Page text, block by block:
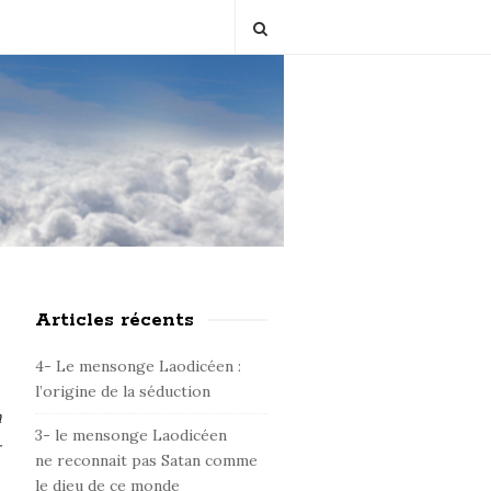
S
t
S
i
Articles récents
4- Le mensonge Laodicéen :
l’origine de la séduction
3- le mensonge Laodicéen
ne reconnait pas Satan comme
le dieu de ce monde